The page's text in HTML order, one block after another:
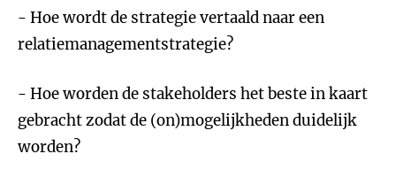
- Hoe wordt de strategie vertaald naar een
relatiemanagementstrategie?
- Hoe worden de stakeholders het beste in kaart
gebracht zodat de (on)mogelijkheden duidelijk
worden?